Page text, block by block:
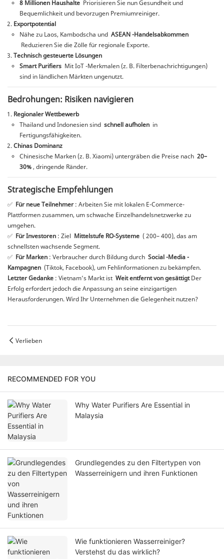
8 Millionen Haushalte Priorisieren Sie nun Gesundheit und
Bequemlichkeit und bevorzugen Premiumreiniger.
Exportpotential
Nähe zu Laos, Kambodscha und ASEAN -Handelsabkommen
Reduzieren Sie die Zölle für regionale Exporte.
Technisch gesteuerte Lösungen
Smart Purifiers Mit IoT -Merkmalen (z. B. Filterbenachrichtigungen)
sind in ländlichen Märkten ungenutzt.
Bedrohungen: Risiken navigieren
Regionaler Wettbewerb
Thailand und Indonesien sind schnell aufholen in
Fertigungsfähigkeiten.
Chinas Dominanz
Chinesische Marken (z. B. Xiaomi) untergräben die Preise nach 20–
30%, dringende Ränder.
Strategische Empfehlungen
✅ Für neue Teilnehmer: Arbeiten Sie mit lokalen E-Commerce-
Plattformen zusammen, um schwache Einzelhandelsnetzwerke zu
umgehen.
✅ Für Investoren : Ziel Mittelstufe RO-Systeme (200–400), das am
schnellsten wachsende Segment.
✅ Für Marken : Verbraucher durch Bildung durch Social -Media -
Kampagnen (Tiktok, Facebook), um Fehlinformationen zu bekämpfen.
Letzter Gedanke : Vietnam’s Markt ist Weit entfernt von gesättigtDer
Erfolg erfordert jedoch die Anpassung an seine einzigartigen
Herausforderungen. Wird Ihr Unternehmen die Gelegenheit nutzen?
Verlieben
RECOMMENDED FOR YOU
Why Water Purifiers Are Essential in
Malaysia
Grundlegendes zu den Filtertypen von
Wasserreinigern und ihren Funktionen
Wie funktionieren Wasserreiniger?
Verstehst du das wirklich?